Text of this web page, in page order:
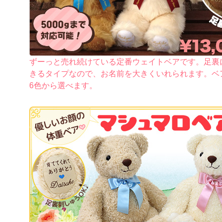
ずーっと売れ続けている定番ウェイトベアです。足
きるタイプなので、お名前を大きくいれられます。
6色から選べます。